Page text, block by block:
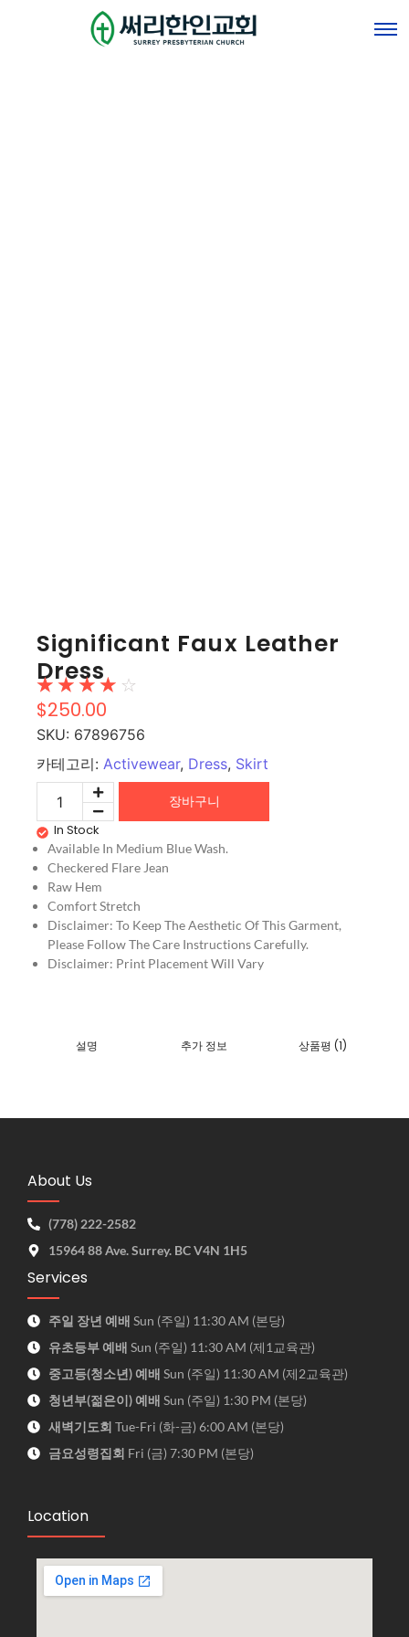
Significant Faux Leather
Dress
☆ ☆ ☆ ☆ ☆
$250.00
SKU: 67896756
카테고리: Activewear, Dress, Skirt
장바구니
In Stock
Available In Medium Blue Wash.
Checkered Flare Jean
Raw Hem
Comfort Stretch
Disclaimer: To Keep The Aesthetic Of This Garment,
Please Follow The Care Instructions Carefully.
Disclaimer: Print Placement Will Vary
설명 추가 정보 상품평 (1)
About Us
(778) 222-2582
15964 88 Ave. Surrey. BC V4N 1H5
Services
주일 장년 예배 Sun (주일) 11:30 AM (본당)
유초등부 예배 Sun (주일) 11:30 AM (제1교육관)
중고등(청소년) 예배 Sun (주일) 11:30 AM (제2교육관)
청년부(젊은이) 예배 Sun (주일) 1:30 PM (본당)
새벽기도회 Tue-Fri (화-금) 6:00 AM (본당)
금요성령집회 Fri (금) 7:30 PM (본당)
Location